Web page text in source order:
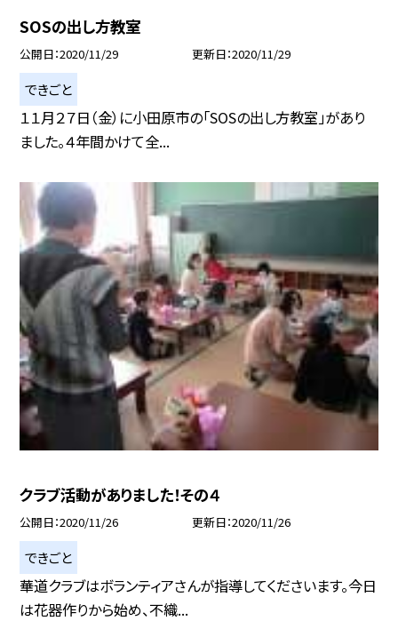
SOSの出し方教室
公開日 2020/11/29 更新日 2020/11/29
できごと
１１月２７日（金）に小田原市の「SOSの出し方教室」があり
ました。４年間かけて全...
クラブ活動がありました！その４
公開日 2020/11/26 更新日 2020/11/26
できごと
華道クラブはボランティアさんが指導してくださいます。今日
は花器作りから始め、不織...